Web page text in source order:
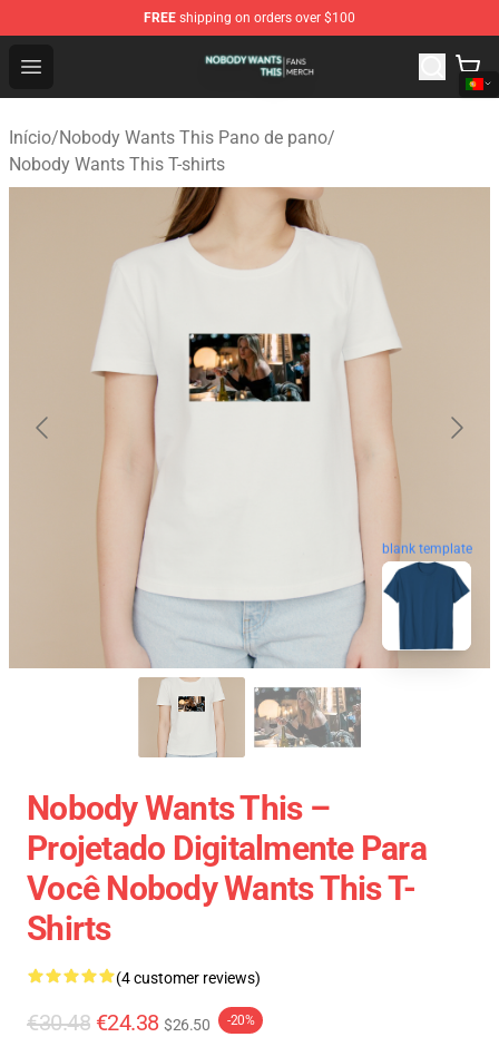
FREE shipping on orders over $100
Open menu
Nobody Wants This Shop - Official Nobody Wants This
Início/Nobody Wants This Pano de pano/
Nobody Wants This T-shirts
blank template
Nobody Wants This –
Projetado Digitalmente Para
Você Nobody Wants This T-
Shirts
(4 customer reviews)
€30.48 €24.38 $26.50 -20%